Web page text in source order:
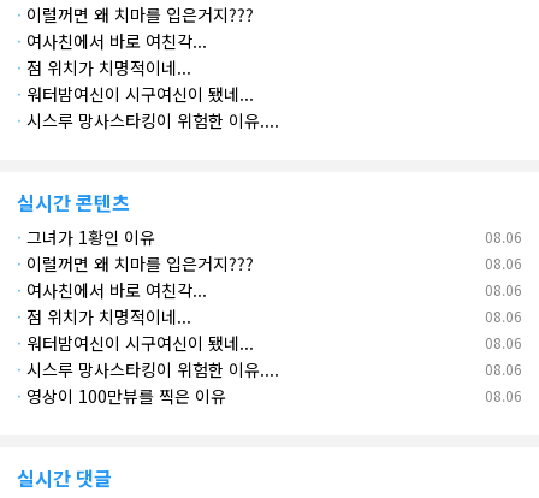
· 이럴꺼면 왜 치마를 입은거지???
· 여사친에서 바로 여친각...
· 점 위치가 치명적이네...
· 워터밤여신이 시구여신이 됐네...
· 시스루 망사스타킹이 위험한 이유....
실시간 콘텐츠
08.06
· 그녀가 1황인 이유
08.06
· 이럴꺼면 왜 치마를 입은거지???
08.06
· 여사친에서 바로 여친각...
08.06
· 점 위치가 치명적이네...
08.06
· 워터밤여신이 시구여신이 됐네...
08.06
· 시스루 망사스타킹이 위험한 이유....
08.06
· 영상이 100만뷰를 찍은 이유
실시간 댓글